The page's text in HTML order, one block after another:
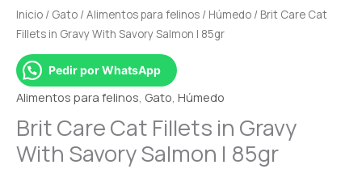
Inicio / Gato /Alimentos para felinos / Húmedo / Brit Care Cat
Fillets in Gravy With Savory Salmon | 85gr
Pedir por WhatsApp
Alimentos para felinos Gato Húmedo
Brit Care Cat Fillets in Gravy
With Savory Salmon | 85gr
Gravy
With
Salmon
85gr
cantidad